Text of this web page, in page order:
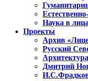
Наука в
Проекты
Архив
Русский
Дмитрий